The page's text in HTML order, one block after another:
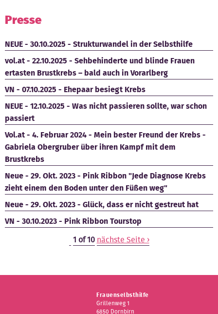
Presse
NEUE - 30.10.2025 - Strukturwandel in der Selbsthilfe
vol.at - 22.10.2025 - Sehbehinderte und blinde Frauen
ertasten Brustkrebs – bald auch in Vorarlberg
VN - 07.10.2025 - Ehepaar besiegt Krebs
NEUE - 12.10.2025 - Was nicht passieren sollte, war schon
passiert
Vol.at - 4. Februar 2024 - Mein bester Freund der Krebs -
Gabriela Obergruber über ihren Kampf mit dem
Brustkrebs
Neue - 29. Okt. 2023 - Pink Ribbon "Jede Diagnose Krebs
zieht einem den Boden unter den Füßen weg"
Neue - 29. Okt. 2023 - Glück, dass er nicht gestreut hat
VN - 30.10.2023 - Pink Ribbon Tourstop
1 of 10 nächste Seite ›
Frauenselbsthilfe
Grillenweg 1
6850 Dornbirn